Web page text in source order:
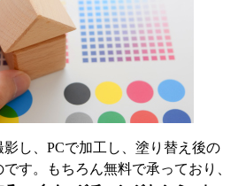
し、PCで加工し、塗り替え後の
す。もちろん無料で承っており、